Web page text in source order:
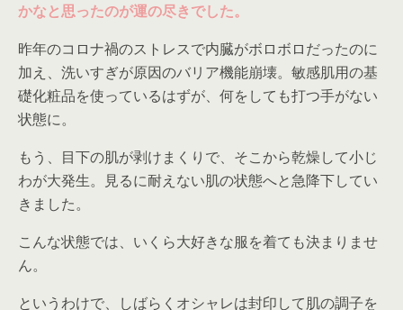
かなと思ったのが運の尽きでした。
昨年のコロナ禍のストレスで内臓がボロボロだったのに
加え、洗いすぎが原因のバリア機能崩壊。敏感肌用の基
礎化粧品を使っているはずが、何をしても打つ手がない
状態に。
もう、目下の肌が剥けまくりで、そこから乾燥して小じ
わが大発生。見るに耐えない肌の状態へと急降下してい
きました。
こんな状態では、いくら大好きな服を着ても決まりませ
ん。
というわけで、しばらくオシャレは封印して肌の調子を